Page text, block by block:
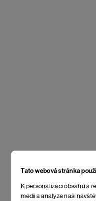
Tato webová stránka
K personalizaci obsahu a
médií a analýze naší